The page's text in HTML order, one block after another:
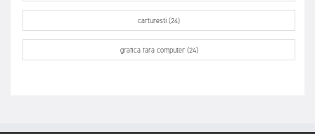
carturesti (24)
grafica fara computer (24)